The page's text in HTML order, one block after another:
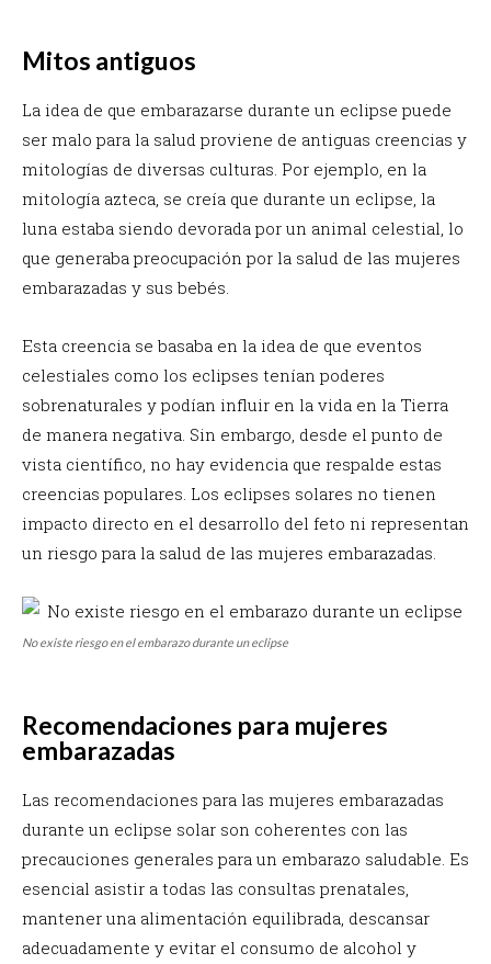
Mitos antiguos
La idea de que embarazarse durante un eclipse puede
ser malo para la salud proviene de antiguas creencias y
mitologías de diversas culturas. Por ejemplo, en la
mitología azteca, se creía que durante un eclipse, la
luna estaba siendo devorada por un animal celestial, lo
que generaba preocupación por la salud de las mujeres
embarazadas y sus bebés.
Esta creencia se basaba en la idea de que eventos
celestiales como los eclipses tenían poderes
sobrenaturales y podían influir en la vida en la Tierra
de manera negativa. Sin embargo, desde el punto de
vista científico, no hay evidencia que respalde estas
creencias populares. Los eclipses solares no tienen
impacto directo en el desarrollo del feto ni representan
un riesgo para la salud de las mujeres embarazadas.
No existe riesgo en el embarazo durante un eclipse
Recomendaciones para mujeres
embarazadas
Las recomendaciones para las mujeres embarazadas
durante un eclipse solar son coherentes con las
precauciones generales para un embarazo saludable. Es
esencial asistir a todas las consultas prenatales,
mantener una alimentación equilibrada, descansar
adecuadamente y evitar el consumo de alcohol y